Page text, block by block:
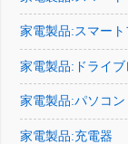
家電製品:スマート
家電製品:ドライ
家電製品:パソコ
家電製品:充電器